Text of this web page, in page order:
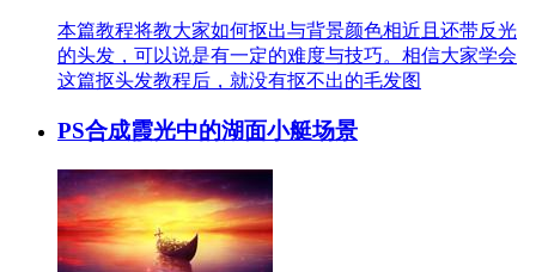
本篇教程将教大家如何抠出与背景颜色相近且还带反光
的头发，可以说是有一定的难度与技巧。相信大家学会
这篇抠头发教程后，就没有抠不出的毛发图
PS合成霞光中的湖面小艇场景